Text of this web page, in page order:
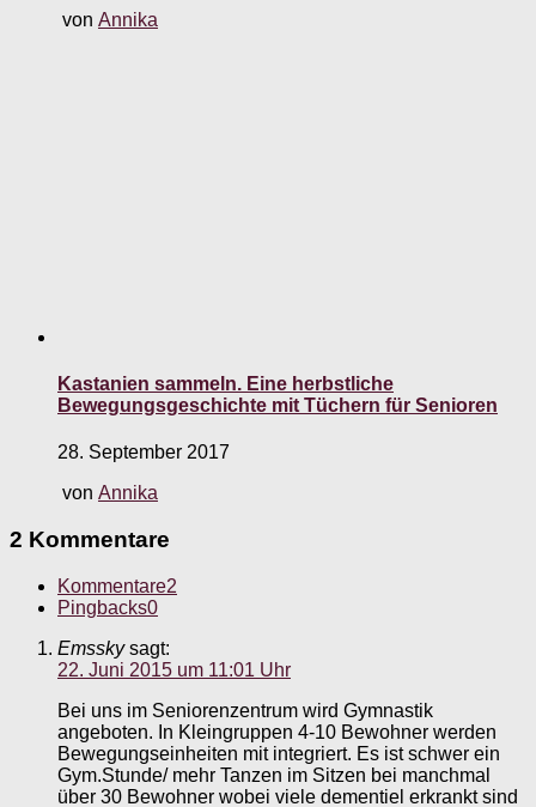
von Annika
Kastanien sammeln. Eine herbstliche
Bewegungsgeschichte mit Tüchern für Senioren
28. September 2017
von Annika
2 Kommentare
Kommentare2
Pingbacks0
Emssky sagt:
22. Juni 2015 um 11:01 Uhr
Bei uns im Seniorenzentrum wird Gymnastik
angeboten. In Kleingruppen 4-10 Bewohner werden
Bewegungseinheiten mit integriert. Es ist schwer ein
Gym.Stunde/ mehr Tanzen im Sitzen bei manchmal
über 30 Bewohner wobei viele dementiel erkrankt sind